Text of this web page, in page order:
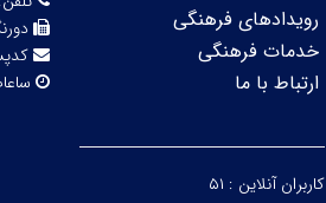
رویدادهای فرهنگی
خدمات فرهنگی
ارتباط با ما
کاربران آنلاین : ۵۱